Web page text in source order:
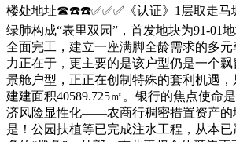
楼处地址☎☎️☎️✅✅✅《认证》1层取走马
绿肺构成“表里双园”，首发地块为91-01
全面完工，建立一座满脚全龄需求的多
力正在于，更主要的是该户型仍是一个
景舱户型，正正在创制特殊的套利机遇，
建建面积40589.725㎡。银行的焦点使命
济风险显性化——农商行稠密措置资产的
是！公园扶植等已完成注水工程，从本